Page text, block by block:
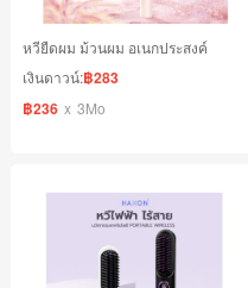
หวียืดผม ม้วนผม อเนกประสงค์
เงินดาวน์:฿283
฿236 x 3Mo